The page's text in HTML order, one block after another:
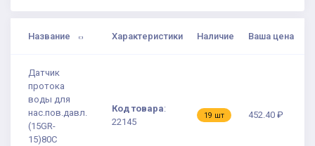
Название Характеристики Наличие Ваша цена
Датчик
протока
воды для
нас.пов.давл.
(15GR-
15)80С
Код товара:
22145
19 шт 452.40 ₽